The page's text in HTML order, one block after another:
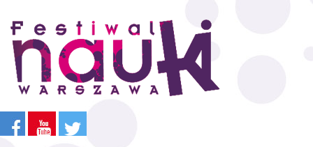
Przejdź
treści